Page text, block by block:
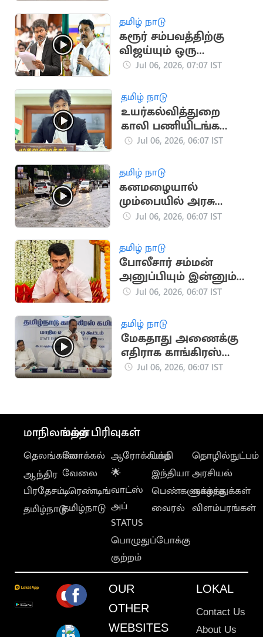
தமிழ் நாடு
கரூர் சம்பவத்திற்கு
விஜய்யும் ஒரு
காரணம் - நயினார்
Jul 06, 2026, 07:07 IST
தமிழ் நாடு
உயர்கல்வித்துறை
காலி பணியிடங்களை
நிரப்ப முதலமைச்சர்
Jul 06, 2026, 06:07 IST
தமிழ் நாடு
கனமழையால்
மும்பையில் அரசு
அலுவலகங்களுக்கு
விடுமுறை
Jul 06, 2026, 06:07 IST
தமிழ் நாடு
போலீசார் சம்மன்
அனுப்பியும் இன்னும்
ஆஜராகாத
Jul 06, 2026, 06:07 IST
தமிழ் நாடு
மேகதாது அணைக்கு
எதிராக காங்கிரஸ்
செயற்குழு கூட்டத்தில்
Jul 06, 2026, 06:07 IST
மாநிலங்கள்
தெலங்கானா
ஆந்திர
பிரதேசம்
தமிழ்நாடு
மற்ற பிரிவுகள்
லோக்கல்
வேலை
டிரெண்டிங்
தமிழ்நாடு
ஆரோக்கியம்
🌟
வாட்ஸ்
அப்
STATUS
பொழுதுப்போக்கு
குற்றம்
பக்தி
இந்தியா
பெண்களுக்காக
வைரல்
தொழில்நுட்பம்
அரசியல்
வாழ்த்துக்கள்
விளம்பரங்கள்
OUR
OTHER
WEBSITES
LOKAL
Contact Us
About Us